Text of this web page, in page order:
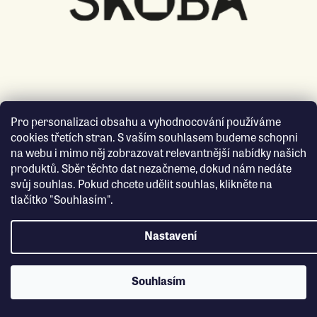
Pro personalizaci obsahu a vyhodnocování používáme
cookies třetích stran. S vaším souhlasem budeme schopni
na webu i mimo něj zobrazovat relevantnější nabídky našich
produktů. Sběr těchto dat nezačneme, dokud nám nedáte
svůj souhlas. Pokud chcete udělit souhlas, klikněte na
tlačítko "Souhlasím".
Nastavení
Souhlasím